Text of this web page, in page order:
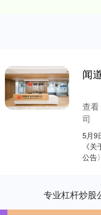
查
司
5月9
《
公告
专业杠杆炒股